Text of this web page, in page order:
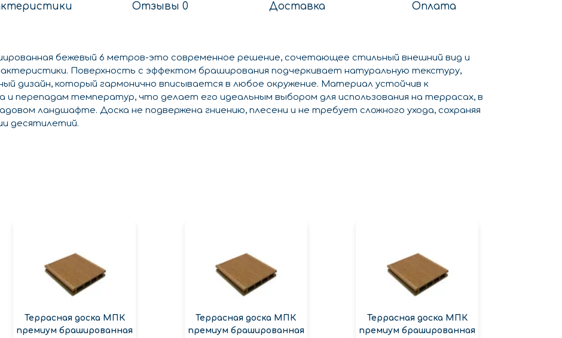
Отзывы 0 Доставка Оплата
бежевый 6 метров-это современное решение, сочетающее стильный внешний вид и
Поверхность с эффектом браширования подчеркивает натуральную текстуру,
дизайн, который гармонично вписывается в любое окружение. Материал устойчив к
и перепадам температур, что делает его идеальным выбором для использования на террасах, в
ландшафте. Доска не подвержена гниению, плесени и не требует сложного ухода, сохраняя
десятилетий.
Террасная доска МПК
премиум брашированная
Террасная доска МПК
премиум брашированная
Террасная доска МПК
премиум брашированная